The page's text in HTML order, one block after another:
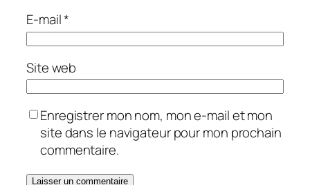
E-mail*
Site web
Enregistrer mon nom, mon e-mail et mon
site dans le navigateur pour mon prochain
commentaire.